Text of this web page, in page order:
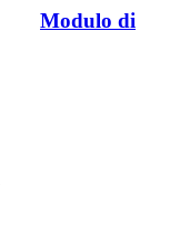
Modulo di